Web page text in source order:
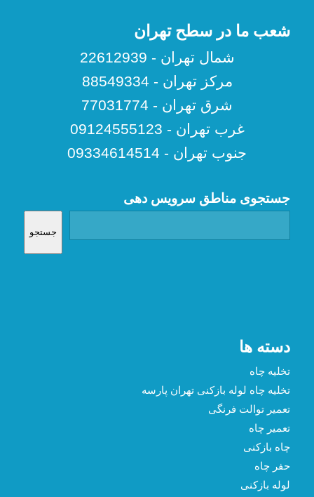
شعب ما در سطح تهران
شمال تهران - 22612939
مرکز تهران - 88549334
شرق تهران - 77031774
غرب تهران - 09124555123
جنوب تهران - 09334614514
جستجوی مناطق سرویس دهی
جستجو
دسته ها
تخلیه چاه
تخلیه چاه لوله بازکنی تهران پارسه
تعمیر توالت فرنگی
تعمیر چاه
چاه بازکنی
حفر چاه
لوله بازکنی